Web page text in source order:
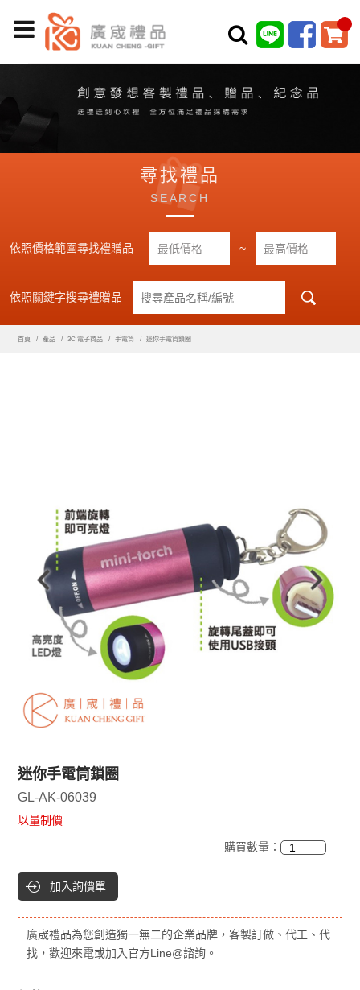
尋找禮品
SEARCH
依照價格範圍尋找禮贈品 ~
依照關鍵字搜尋禮贈品
首頁 產品 3C 電子商品 手電筒 迷你手電筒鎖圈
迷你手電筒鎖圈
GL-AK-06039
以量制價
購買數量：
加入詢價單
廣宬禮品為您創造獨一無二的企業品牌，客製訂做、代工、代
找，歡迎來電或加入官方Line@諮詢。